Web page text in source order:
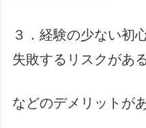
３．経験の少ない初
失敗するリスクがあ
などのデメリットが